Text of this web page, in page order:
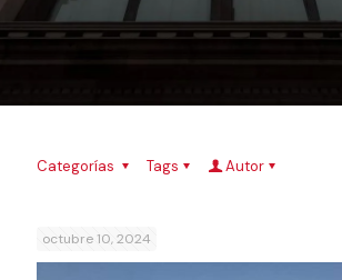
Categorías Tags Autor
octubre 10, 2024